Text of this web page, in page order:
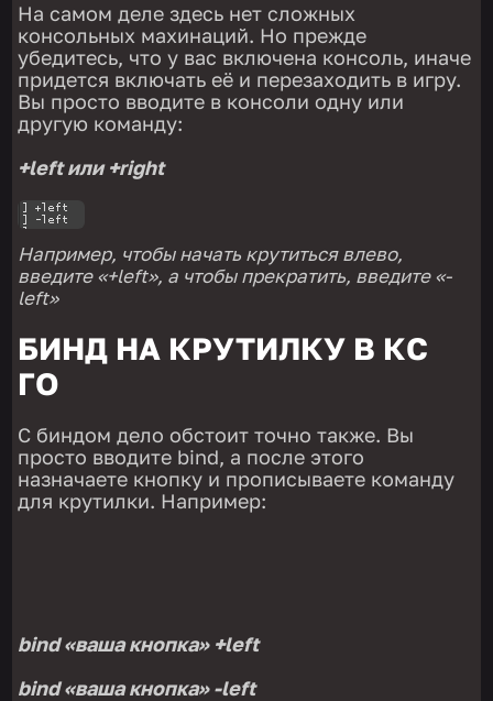
На самом деле здесь нет сложных
консольных махинаций. Но прежде
убедитесь, что у вас включена консоль, иначе
придется включать её и перезаходить в игру.
Вы просто вводите в консоли одну или
другую команду:
+left или +right
Например, чтобы начать крутиться влево,
введите «+left», а чтобы прекратить, введите «-
left»
БИНД НА КРУТИЛКУ В КС
ГО
С биндом дело обстоит точно также. Вы
просто вводите bind, а после этого
назначаете кнопку и прописываете команду
для крутилки. Например:
bind «ваша кнопка» +left
bind «ваша кнопка» -left